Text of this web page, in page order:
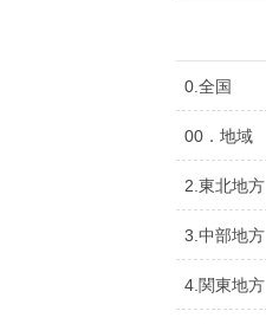
0.全国
00．地域
2.東北地方
3.中部地方
4.関東地方